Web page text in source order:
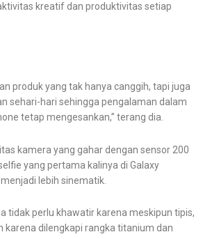
kreatif dan produktivitas setiap
produk yang tak hanya canggih, tapi juga
sehari-hari sehingga pengalaman dalam
tetap mengesankan,” terang dia.
kamera yang gahar dengan sensor 200
yang pertama kalinya di Galaxy
lebih sinematik.
tidak perlu khawatir karena meskipun tipis,
karena dilengkapi rangka titanium dan